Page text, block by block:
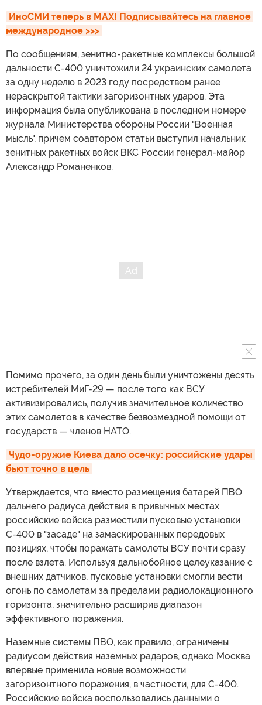
ИноСМИ теперь в MAX! Подписывайтесь на главное
международное >>>
По сообщениям, зенитно-ракетные комплексы большой
дальности С-400 уничтожили 24 украинских самолета
за одну неделю в 2023 году посредством ранее
нераскрытой тактики загоризонтных ударов. Эта
информация была опубликована в последнем номере
журнала Министерства обороны России "Военная
мысль", причем соавтором статьи выступил начальник
зенитных ракетных войск ВКС России генерал-майор
Александр Романенков.
Помимо прочего, за один день были уничтожены десять
истребителей МиГ-29 — после того как ВСУ
активизировались, получив значительное количество
этих самолетов в качестве безвозмездной помощи от
государств — членов НАТО.
Чудо-оружие Киева дало осечку: российские удары
бьют точно в цель
Утверждается, что вместо размещения батарей ПВО
дальнего радиуса действия в привычных местах
российские войска разместили пусковые установки
С-400 в "засаде" на замаскированных передовых
позициях, чтобы поражать самолеты ВСУ почти сразу
после взлета. Используя дальнобойное целеуказание с
внешних датчиков, пусковые установки смогли вести
огонь по самолетам за пределами радиолокационного
горизонта, значительно расширив диапазон
эффективного поражения.
Наземные системы ПВО, как правило, ограничены
радиусом действия наземных радаров, однако Москва
впервые применила новые возможности
загоризонтного поражения, в частности, для С-400.
Российские войска воспользовались данными о